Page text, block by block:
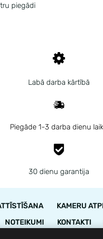
Labā darba kārtībā
Piegāde 1-3 darba dienu
30 dienu garantija
piegādi
KAMERU
NOTEIKUMI KONTAKTI